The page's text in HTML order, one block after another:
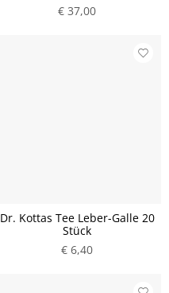
€ 37,00
Dr. Kottas Tee Leber-Galle 20
Stück
€ 6,40